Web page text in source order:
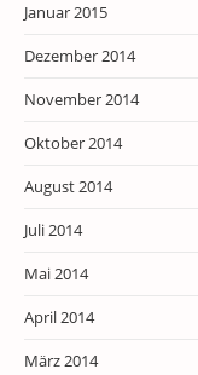
Januar 2015
Dezember 2014
November 2014
Oktober 2014
August 2014
Juli 2014
Mai 2014
April 2014
März 2014